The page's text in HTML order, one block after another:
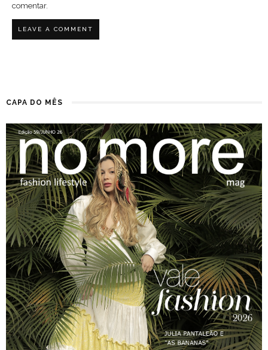
comentar.
CAPA DO MÊS